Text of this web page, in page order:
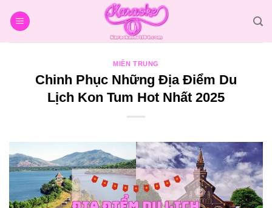
qua
MIỀN TRUNG
Chinh Phục Những Địa Điểm Du
Lịch Kon Tum Hot Nhất 2025